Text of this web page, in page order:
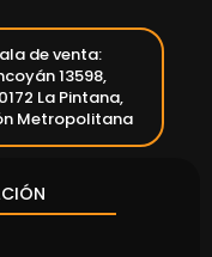
de venta:
13598,
La Pintana,
Metropolitana